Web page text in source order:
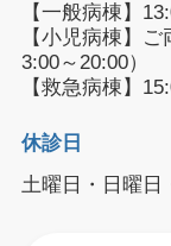
【一般病棟】
【小児病棟】
3:00～20:00）
【救急病棟】
休診日
土曜日・日曜日